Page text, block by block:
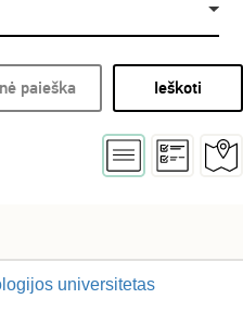
Ieškoti
paieška
universitetas